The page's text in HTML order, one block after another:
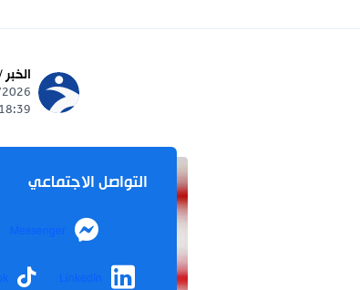
18:39
التواصل الاجتماعي
Messenger
LinkedIn